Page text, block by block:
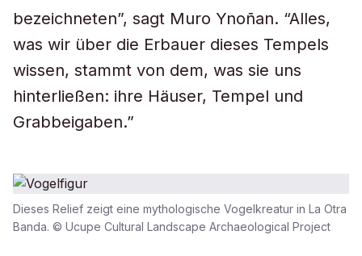
bezeichneten”, sagt Muro Ynoñan. “Alles,
was wir über die Erbauer dieses Tempels
wissen, stammt von dem, was sie uns
hinterließen: ihre Häuser, Tempel und
Grabbeigaben.”
Dieses Relief zeigt eine mythologische Vogelkreatur in La Otra
Banda. © Ucupe Cultural Landscape Archaeological Project